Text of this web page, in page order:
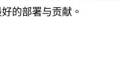
的部署与贡献。